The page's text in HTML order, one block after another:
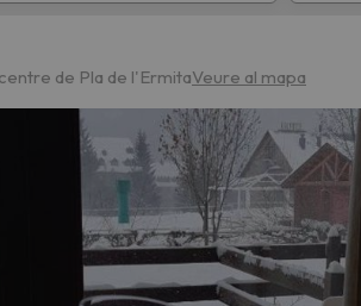
cerca. Intenteu modificar la destinació.
de Pla de l'ErmitaVeure al mapa